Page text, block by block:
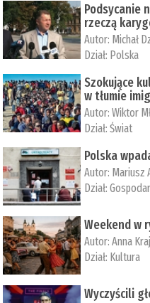
Podsycanie
rzeczą
Autor: Michał
Dział: Polska
Szokujące
w tłumie
Autor:Wiktor
Dział:Świat
Polska
Autor: Mariusz
Dział:
Weekend w
Autor:Anna
Dział: Kultura
Wyczyścili